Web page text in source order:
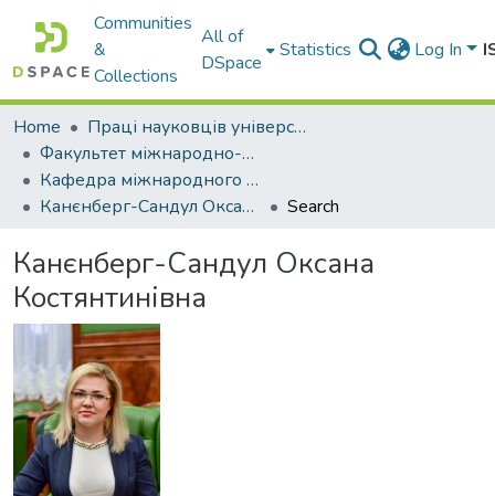
Communities
&
Collections
All of
DSpace
Statistics Log In
Home
Праці науковців університету
Факультет міжнародно-правових відносин
Кафедра міжнародного та європейського права
Канєнберг-Сандул Оксана Костянтинівна
Search
Канєнберг-Сандул Оксана
Костянтинівна